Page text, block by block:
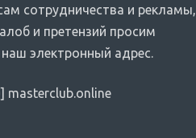
сотрудничества и рекламы,
и претензий просим
наш электронный адрес.
masterclub.online